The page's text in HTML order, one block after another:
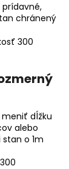
chránený
dĺžku
alebo
o 1m